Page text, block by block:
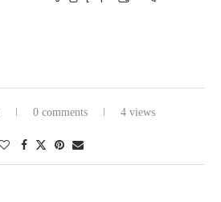
0 comments 4 views